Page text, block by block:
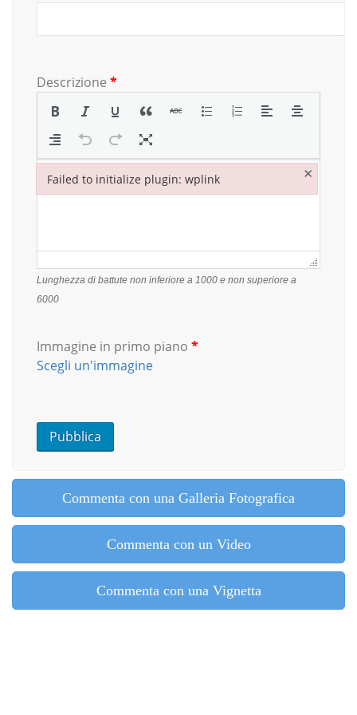
Descrizione *
Lunghezza di battute non inferiore a 1000 e non superiore a
6000
Immagine in primo piano *
Scegli un'immagine
Commenta con una Galleria Fotografica
Commenta con un Video
Commenta con una Vignetta
Failed to initialize plugin: wplink ×
Failed to initialize plugin: wplink